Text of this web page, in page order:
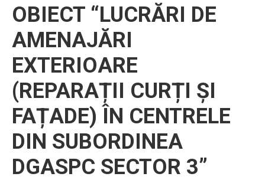
OBIECT “LUCRĂRI DE
AMENAJĂRI
EXTERIOARE
(REPARAȚII CURȚI ȘI
FAȚADE) ÎN CENTRELE
DIN SUBORDINEA
DGASPC SECTOR 3”